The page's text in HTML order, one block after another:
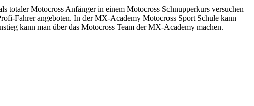
totaler Motocross Anfänger in einem Motocross Schnupperkurs versuchen
Fahrer angeboten. In der MX-Academy Motocross Sport Schule kann
kann man über das Motocross Team der MX-Academy machen.